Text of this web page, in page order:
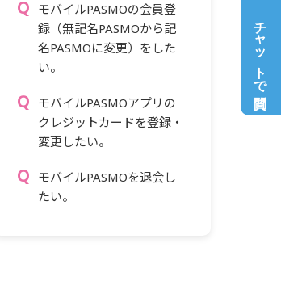
チャットで質問
モバイルPASMOの会員登
録（無記名PASMOから記
名PASMOに変更）をした
い。
モバイルPASMOアプリの
クレジットカードを登録・
変更したい。
モバイルPASMOを退会し
たい。